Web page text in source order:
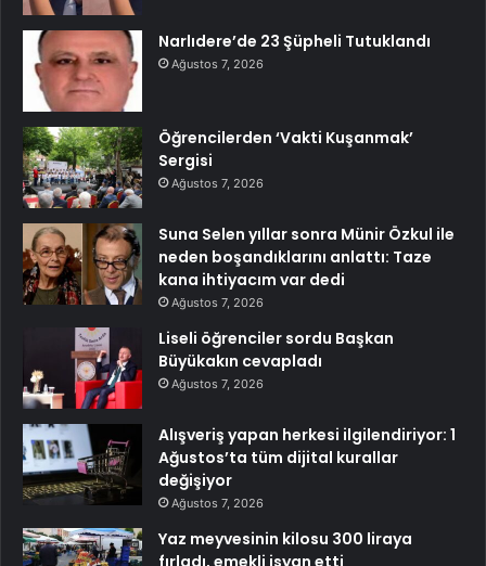
Narlıdere’de 23 Şüpheli Tutuklandı
Ağustos 7, 2026
Öğrencilerden ‘Vakti Kuşanmak’
Sergisi
Ağustos 7, 2026
Suna Selen yıllar sonra Münir Özkul ile
neden boşandıklarını anlattı: Taze
kana ihtiyacım var dedi
Ağustos 7, 2026
Liseli öğrenciler sordu Başkan
Büyükakın cevapladı
Ağustos 7, 2026
Alışveriş yapan herkesi ilgilendiriyor: 1
Ağustos’ta tüm dijital kurallar
değişiyor
Ağustos 7, 2026
Yaz meyvesinin kilosu 300 liraya
fırladı, emekli isyan etti